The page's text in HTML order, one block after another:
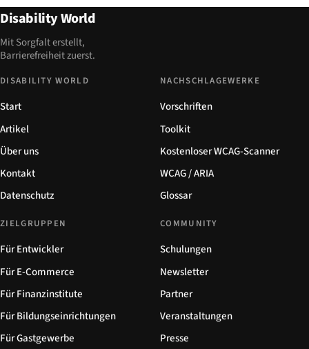
Disability World
Mit Sorgfalt erstellt,
Barrierefreiheit zuerst.
DISABILITY WORLD
Start
Artikel
Über uns
Kontakt
Datenschutz
NACHSCHLAGEWERKE
Vorschriften
Toolkit
Kostenloser WCAG-Scanner
WCAG / ARIA
Glossar
ZIELGRUPPEN
Für Entwickler
Für E-Commerce
Für Finanzinstitute
Für Bildungseinrichtungen
Für Gastgewerbe
COMMUNITY
Schulungen
Newsletter
Partner
Veranstaltungen
Presse